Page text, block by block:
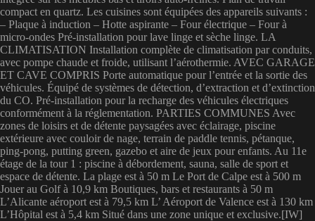
compact en quartz. Les cuisines sont équipées des appareils suivants :
– Plaque à induction – Hotte aspirante – Four électrique – Four à
micro-ondes Pré-installation pour lave linge et sèche linge. LA
CLIMATISATION Installation complète de climatisation par conduits,
avec pompe chaude et froide, utilisant l’aérothermie. AVEC GARAGE
ET CAVE COMPRIS Porte automatique pour l’entrée et la sortie des
véhicules. Équipé de systèmes de détection, d’extraction et d’extinction
du CO. Pré-installation pour la recharge des véhicules électriques
conformément à la réglementation. PARTIES COMMUNES Avec
zones de loisirs et de détente paysagées avec éclairage, piscine
extérieure avec couloir de nage, terrain de paddle tennis, pétanque,
ping-pong, putting green, gazebo et aire de jeux pour enfants. Au 11e
étage de la tour 1 : piscine à débordement, sauna, salle de sport et
espace de détente. La plage est à 50 m Le Port de Calpe est à 500 m
Jouer au Golf à 10,9 km Boutiques, bars et restaurants à 50 m
L’Alicante aéroport est à 79,5 km L’ Aéroport de Valence est à 130 km
L’Hôpital est à 5,4 km Situé dans une zone unique et exclusive.[IW]